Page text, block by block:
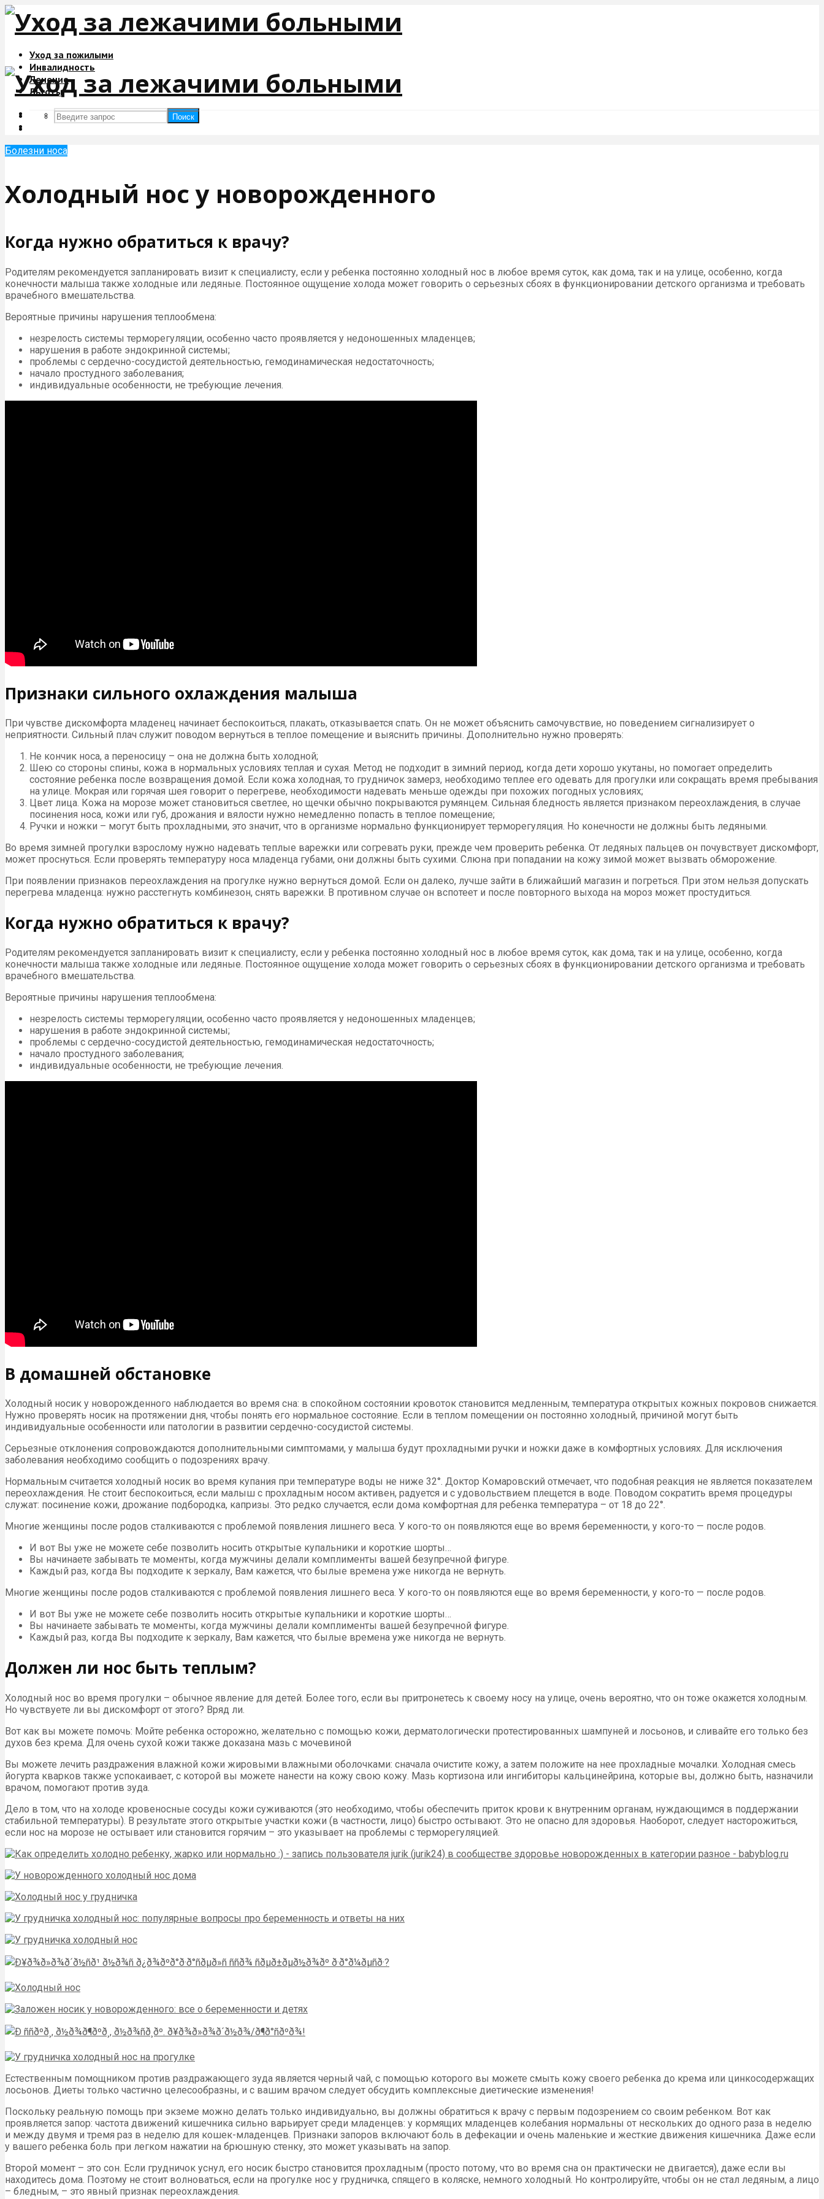
Уход за пожилыми
Инвалидность
Лечение
Льготы
Поиск
Поиск
Болезни носа
Холодный нос у новорожденного
Когда нужно обратиться к врачу?
Родителям рекомендуется запланировать визит к специалисту, если у ребенка постоянно холодный нос в любое время суток, как дома, так и на улице, особенно, когда
конечности малыша также холодные или ледяные. Постоянное ощущение холода может говорить о серьезных сбоях в функционировании детского организма и требовать
врачебного вмешательства.
Вероятные причины нарушения теплообмена:
незрелость системы терморегуляции, особенно часто проявляется у недоношенных младенцев;
нарушения в работе эндокринной системы;
проблемы с сердечно-сосудистой деятельностью, гемодинамическая недостаточность;
начало простудного заболевания;
индивидуальные особенности, не требующие лечения.
Признаки сильного охлаждения малыша
При чувстве дискомфорта младенец начинает беспокоиться, плакать, отказывается спать. Он не может объяснить самочувствие, но поведением сигнализирует о
неприятности. Сильный плач служит поводом вернуться в теплое помещение и выяснить причины. Дополнительно нужно проверять:
Не кончик носа, а переносицу – она не должна быть холодной;
Шею со стороны спины, кожа в нормальных условиях теплая и сухая. Метод не подходит в зимний период, когда дети хорошо укутаны, но помогает определить
состояние ребенка после возвращения домой. Если кожа холодная, то грудничок замерз, необходимо теплее его одевать для прогулки или сокращать время пребывания
на улице. Мокрая или горячая шея говорит о перегреве, необходимости надевать меньше одежды при похожих погодных условиях;
Цвет лица. Кожа на морозе может становиться светлее, но щечки обычно покрываются румянцем. Сильная бледность является признаком переохлаждения, в случае
посинения носа, кожи или губ, дрожания и вялости нужно немедленно попасть в теплое помещение;
Ручки и ножки – могут быть прохладными, это значит, что в организме нормально функционирует терморегуляция. Но конечности не должны быть ледяными.
Во время зимней прогулки взрослому нужно надевать теплые варежки или согревать руки, прежде чем проверить ребенка. От ледяных пальцев он почувствует дискомфорт,
может проснуться. Если проверять температуру носа младенца губами, они должны быть сухими. Слюна при попадании на кожу зимой может вызвать обморожение.
При появлении признаков переохлаждения на прогулке нужно вернуться домой. Если он далеко, лучше зайти в ближайший магазин и погреться. При этом нельзя допускать
перегрева младенца: нужно расстегнуть комбинезон, снять варежки. В противном случае он вспотеет и после повторного выхода на мороз может простудиться.
Когда нужно обратиться к врачу?
Родителям рекомендуется запланировать визит к специалисту, если у ребенка постоянно холодный нос в любое время суток, как дома, так и на улице, особенно, когда
конечности малыша также холодные или ледяные. Постоянное ощущение холода может говорить о серьезных сбоях в функционировании детского организма и требовать
врачебного вмешательства.
Вероятные причины нарушения теплообмена:
незрелость системы терморегуляции, особенно часто проявляется у недоношенных младенцев;
нарушения в работе эндокринной системы;
проблемы с сердечно-сосудистой деятельностью, гемодинамическая недостаточность;
начало простудного заболевания;
индивидуальные особенности, не требующие лечения.
В домашней обстановке
Холодный носик у новорожденного наблюдается во время сна: в спокойном состоянии кровоток становится медленным, температура открытых кожных покровов снижается.
Нужно проверять носик на протяжении дня, чтобы понять его нормальное состояние. Если в теплом помещении он постоянно холодный, причиной могут быть
индивидуальные особенности или патологии в развитии сердечно-сосудистой системы.
Серьезные отклонения сопровождаются дополнительными симптомами, у малыша будут прохладными ручки и ножки даже в комфортных условиях. Для исключения
заболевания необходимо сообщить о подозрениях врачу.
Нормальным считается холодный носик во время купания при температуре воды не ниже 32°. Доктор Комаровский отмечает, что подобная реакция не является показателем
переохлаждения. Не стоит беспокоиться, если малыш с прохладным носом активен, радуется и с удовольствием плещется в воде. Поводом сократить время процедуры
служат: посинение кожи, дрожание подбородка, капризы. Это редко случается, если дома комфортная для ребенка температура – от 18 до 22°.
Многие женщины после родов сталкиваются с проблемой появления лишнего веса. У кого-то он появляются еще во время беременности, у кого-то — после родов.
И вот Вы уже не можете себе позволить носить открытые купальники и короткие шорты…
Вы начинаете забывать те моменты, когда мужчины делали комплименты вашей безупречной фигуре.
Каждый раз, когда Вы подходите к зеркалу, Вам кажется, что былые времена уже никогда не вернуть.
Многие женщины после родов сталкиваются с проблемой появления лишнего веса. У кого-то он появляются еще во время беременности, у кого-то — после родов.
И вот Вы уже не можете себе позволить носить открытые купальники и короткие шорты…
Вы начинаете забывать те моменты, когда мужчины делали комплименты вашей безупречной фигуре.
Каждый раз, когда Вы подходите к зеркалу, Вам кажется, что былые времена уже никогда не вернуть.
Должен ли нос быть теплым?
Холодный нос во время прогулки – обычное явление для детей. Более того, если вы притронетесь к своему носу на улице, очень вероятно, что он тоже окажется холодным.
Но чувствуете ли вы дискомфорт от этого? Вряд ли.
Вот как вы можете помочь: Мойте ребенка осторожно, желательно с помощью кожи, дерматологически протестированных шампуней и лосьонов, и сливайте его только без
духов без крема. Для очень сухой кожи также доказана мазь с мочевиной
Вы можете лечить раздражения влажной кожи жировыми влажными оболочками: сначала очистите кожу, а затем положите на нее прохладные мочалки. Холодная смесь
йогурта кварков также успокаивает, с которой вы можете нанести на кожу свою кожу. Мазь кортизона или ингибиторы кальцинейрина, которые вы, должно быть, назначили
врачом, помогают против зуда.
Дело в том, что на холоде кровеносные сосуды кожи суживаются (это необходимо, чтобы обеспечить приток крови к внутренним органам, нуждающимся в поддержании
стабильной температуры). В результате этого открытые участки кожи (в частности, лицо) быстро остывают. Это не опасно для здоровья. Наоборот, следует насторожиться,
если нос на морозе не остывает или становится горячим – это указывает на проблемы с терморегуляцией.
Естественным помощником против раздражающего зуда является черный чай, с помощью которого вы можете смыть кожу своего ребенка до крема или цинкосодержащих
лосьонов. Диеты только частично целесообразны, и с вашим врачом следует обсудить комплексные диетические изменения!
Поскольку реальную помощь при экземе можно делать только индивидуально, вы должны обратиться к врачу с первым подозрением со своим ребенком. Вот как
проявляется запор: частота движений кишечника сильно варьирует среди младенцев: у кормящих младенцев колебания нормальны от нескольких до одного раза в неделю
и между двумя и тремя раз в неделю для кошек-младенцев. Признаки запоров включают боль в дефекации и очень маленькие и жесткие движения кишечника. Даже если
у вашего ребенка боль при легком нажатии на брюшную стенку, это может указывать на запор.
Второй момент – это сон. Если грудничок уснул, его носик быстро становится прохладным (просто потому, что во время сна он практически не двигается), даже если вы
находитесь дома. Поэтому не стоит волноваться, если на прогулке нос у грудничка, спящего в коляске, немного холодный. Но контролируйте, чтобы он не стал ледяным, а лицо
– бледным, – это явный признак переохлаждения.